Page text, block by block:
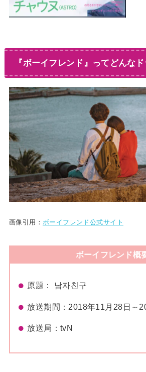
『ボーイフレンド』ってどんなド
画像引用： ボーイフレンド公式サイト
ボーイフレンド概
原題： 남자친구
放送期間：2018年11月28日～
放送局：tvN